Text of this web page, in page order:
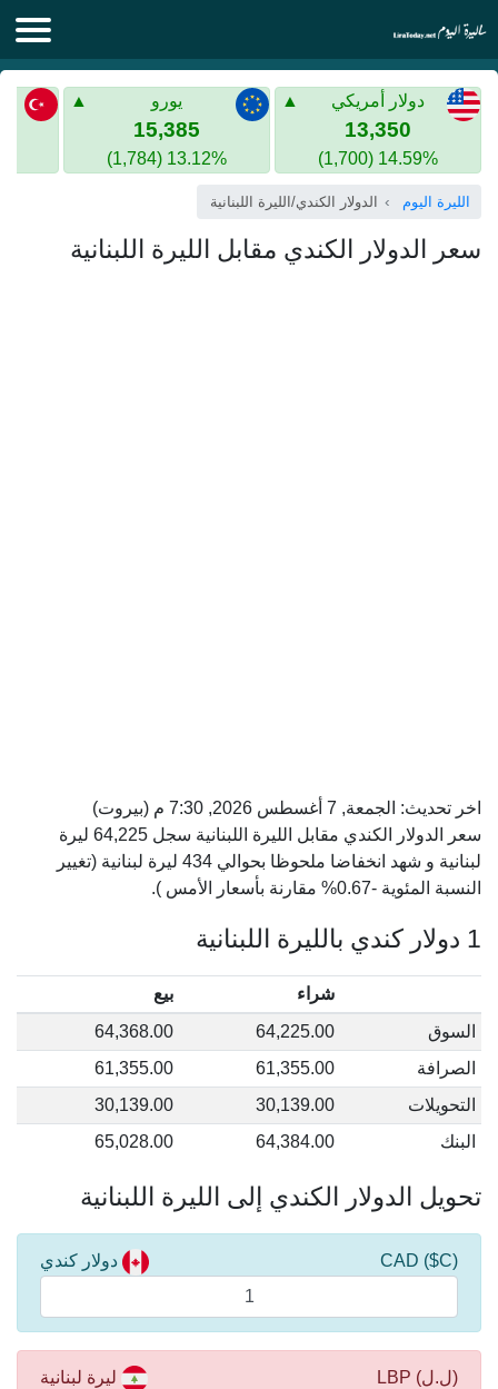
الليرة اليوم
الليرة السورية
الذهب في سوريا
الليرة التركية
الليرة التركية
الذهب في تركيا
اليورو الى الليرة التركية
دولار أمريكي
13,350
14.59% (1,700)
يورو
15,385
13.12% (1,784)
الليرة اليوم الدولار الكندي/الليرة اللبنانية
سعر الدولار الكندي مقابل الليرة اللبنانية
اخر تحديث: الجمعة, 7 أغسطس 2026, 7:30 م
(بيروت)
سعر الدولار الكندي مقابل الليرة اللبنانية سجل 64,225 ليرة
لبنانية و شهد انخفاضا ملحوظا بحوالي 434 ليرة لبنانية (تغيير
النسبة المئوية -0.67% مقارنة بأسعار الأمس ).
1 دولار كندي بالليرة اللبنانية
شراء
بيع
السوق
64,225.00
64,368.00
الصرافة
61,355.00
61,355.00
التحويلات
30,139.00
30,139.00
البنك
64,384.00
65,028.00
تحويل الدولار الكندي إلى الليرة اللبنانية
دولار كندي (C$) CAD
ليرة لبنانية (ل.ل) LBP